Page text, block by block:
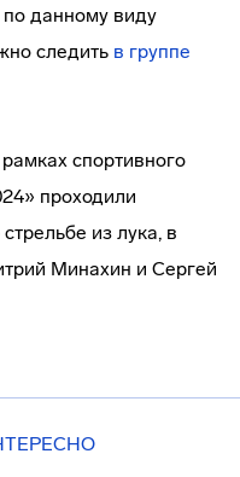
по данному виду
следить в группе
спортивного
проходили
из лука, в
Минахин и Сергей